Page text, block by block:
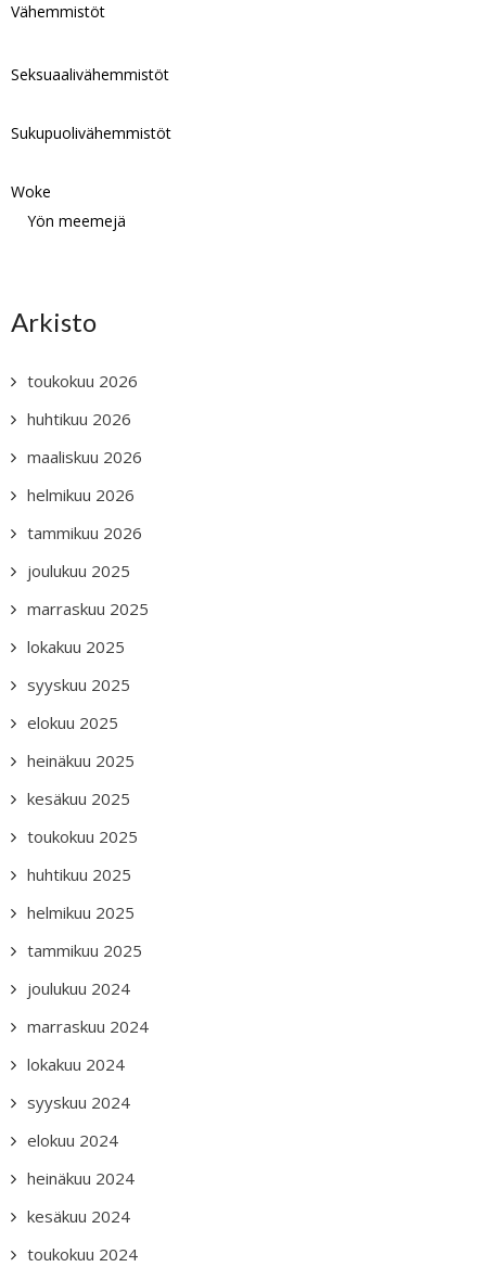
Vähemmistöt
Seksuaalivähemmistöt
Sukupuolivähemmistöt
Woke
Yön meemejä
Arkisto
toukokuu 2026
huhtikuu 2026
maaliskuu 2026
helmikuu 2026
tammikuu 2026
joulukuu 2025
marraskuu 2025
lokakuu 2025
syyskuu 2025
elokuu 2025
heinäkuu 2025
kesäkuu 2025
toukokuu 2025
huhtikuu 2025
helmikuu 2025
tammikuu 2025
joulukuu 2024
marraskuu 2024
lokakuu 2024
syyskuu 2024
elokuu 2024
heinäkuu 2024
kesäkuu 2024
toukokuu 2024